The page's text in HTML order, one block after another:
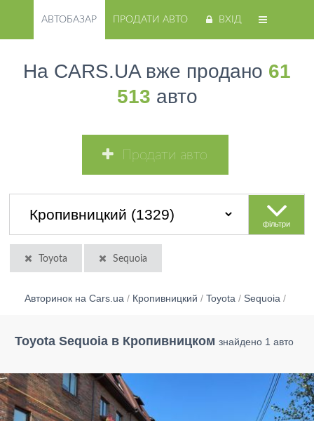
АВТОБАЗАР ПРОДАТИ АВТО ВХІД
На CARS.UA вже продано 61
513 авто
Продати авто
фільтри
Toyota Sequoia
Авторинок на Cars.ua / Кропивницкий / Toyota / Sequoia /
Toyota Sequoia в Кропивницком знайдено 1 авто